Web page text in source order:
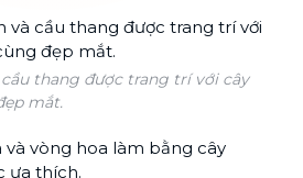
thang được trang trí với cây
mắt.